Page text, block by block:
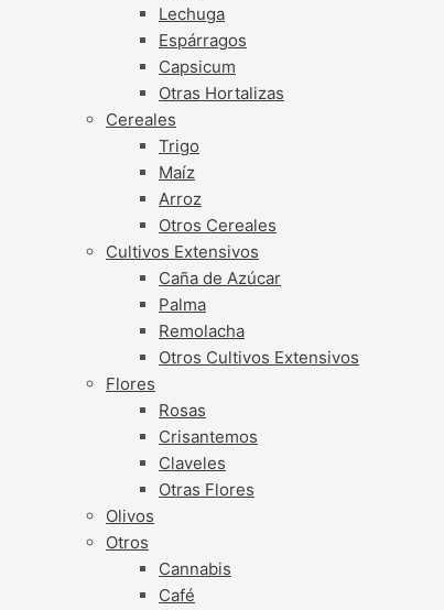
Lechuga
Espárragos
Capsicum
Otras Hortalizas
Cereales
Trigo
Maíz
Arroz
Otros Cereales
Cultivos Extensivos
Caña de Azúcar
Palma
Remolacha
Otros Cultivos Extensivos
Flores
Rosas
Crisantemos
Claveles
Otras Flores
Olivos
Otros
Cannabis
Café